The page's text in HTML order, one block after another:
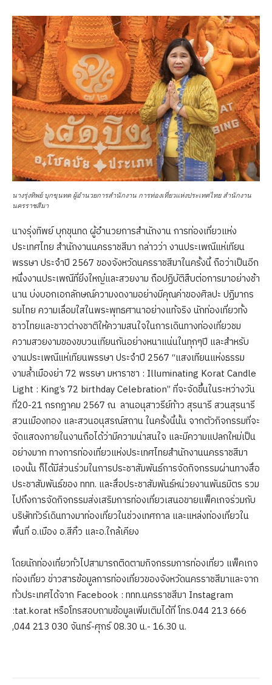
นางรุ่งทิพย์ บุกขุนทด ผู้อำนวยการสำนักงาน การท่องเที่ยวแห่งประเทศไทย สำนักงาน
นครราชสีมา
นางรุ่งทิพย์ บุกขุนทด ผู้อำนวยการสำนักงาน การท่องเที่ยวแห่ง
ประเทศไทย สำนักงานนครราชสีมา กล่าวว่า งานประเพณีแห่เทียน
พรรษา ประจำปี 2567 ของจังหวัดนครราชสีมาในครั้งนี้ ถือว่าเป็นอีก
หนึ่งงานประเพณีที่ยิ่งใหญ่และสวยงาม ถือปฏิบัติสืบต่อการมาอย่างช้า
นาน บ่งบอกเอกลักษณ์ความงดงามอย่างมีคุณค่าของศิลปะ ปฏิมากร
รมไทย ความเลื่อมใสในพระพุทธศานาอย่างแท้จริง นักท่องเที่ยวทั้ง
ชาวไทยและชาวต่างชาติให้ความสนใจในการเดินทางท่องเที่ยวชม
ความสวยงามของขบวนเทียนกันอย่างหนาแน่นในทุกๆปี และสำหรับ
งานประเพณีแห่เทียนพรรษา ประจำปี 2567 “แสงเทียนแห่งธรรม
งามล้ำเมืองย่า 72 พรรษา มหาราชา : Illuminating Korat Candle
Light : King’s 72 birthday Celebration” ที่จะจัดขึ้นในระหว่างวัน
ที่20-21 กรกฎาคม 2567 ณ ลานอนุสาวรีย์ท้าว สุรนารี สวนสุรนารี
สวนเมืองทอง และสวนอนุสรณ์สถาน ในครั้งนี้นั้น จากตัวกิจกรรมที่จะ
จัดแสดงภายในงานถือได้ว่ามีความน่าสนใจ และมีความแปลกใหม่เป็น
อย่างมาก ทางการท่องเที่ยวแห่งประเทศไทยสำนักงานนครราชสีมา
เองนั้น ก็ได้มีส่วนร่วมในการประชาสัมพันธ์การจัดกิจกรรมผ่านทางสื่อ
ประชาสัมพันธ์ของ ททท. และสื่อประชาสัมพันธ์หน่วยงานพันธมิตร รวม
ไปถึงการจัดกิจกรรมส่งเสริมการท่องเที่ยวเสนอขายแพ็คเกจร่วมกับ
บริษัททัวร์เดินทางมาท่องเที่ยวในช่วงเทศกาล และแหล่งท่องเที่ยวใน
พื้นที่ อ.เมือง อ.สีคิ้ว และอ.ใกล้เคียง
โดยนักท่องเที่ยวทั่วไปสามารถติดตามกิจกรรมการท่องเที่ยว แพ็คเกจ
ท่องเที่ยว ข่าวสารข้อมูลการท่องเที่ยวของจังหวัดนครราชสีมาและจาก
ทั่วประเทศได้จาก Facebook : ททท.นครราชสีมา Instagram
:tat.korat หรือโทรสอบถามข้อมูลเพิ่มเติมได้ที่ โทร.044 213 666
,044 213 030 จันทร์-ศุกร์ 08.30 น.- 16.30 น.